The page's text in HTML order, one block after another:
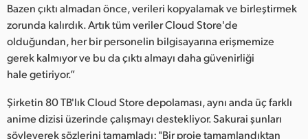
Bazen çıktı almadan önce, verileri kopyalamak ve birleştirmek
zorunda kalırdık. Artık tüm veriler Cloud Store'de
olduğundan, her bir personelin bilgisayarına erişmemize
gerek kalmıyor ve bu da çıktı almayı daha güvenirliği
hale getiriyor.”
Şirketin 80 TB'lık Cloud Store depolaması, aynı anda üç farklı
anime dizisi üzerinde çalışmayı destekliyor. Sakurai şunları
söyleyerek sözlerini tamamladı: "Bir proje tamamlandıktan